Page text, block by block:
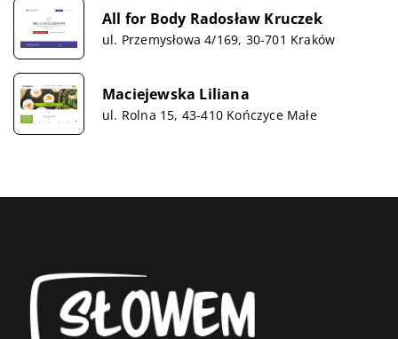
All for Body Radosław Kruczek
ul. Przemysłowa 4/169, 30-701 Kraków
Maciejewska Liliana
ul. Rolna 15, 43-410 Kończyce Małe